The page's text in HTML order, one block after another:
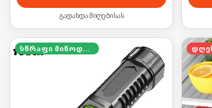
გადახდა მიღებისას
სწრაფი მიწოდება